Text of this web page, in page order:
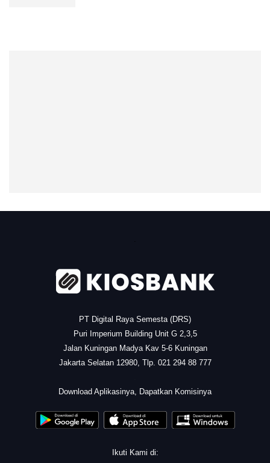
PT Digital Raya Semesta (DRS)
Puri Imperium Building Unit G 2,3,5
Jalan Kuningan Madya Kav 5-6 Kuningan
Jakarta Selatan 12980, Tlp. 021 294 88 777
Download Aplikasinya, Dapatkan Komisinya
Ikuti Kami di: